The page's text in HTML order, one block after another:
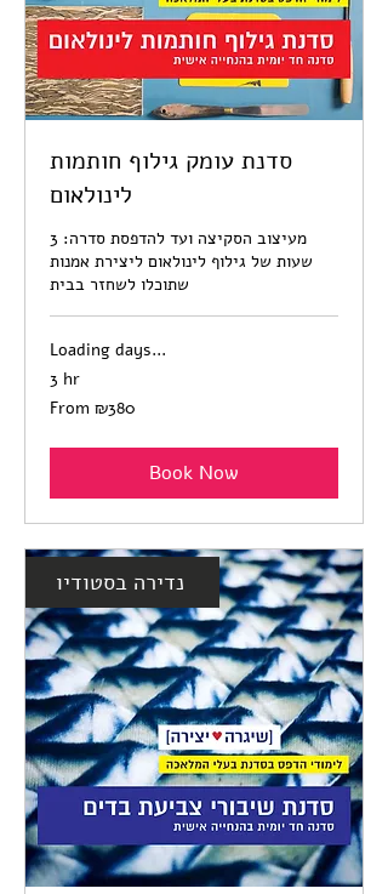
סדנת עומק גילוף חותמות
לינולאום
מעיצוב הסקיצה ועד להדפסת סדרה: 3
שעות של גילוף לינולאום ליצירת אמנות
שתוכלו לשחזר בבית
Loading days...
3 hr
From
380
From ₪380
Book Now
נדירה בסטודיו